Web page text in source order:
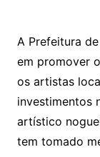
A Prefeitura
em promover
os artistas
investimentos
artístico
tem tomado